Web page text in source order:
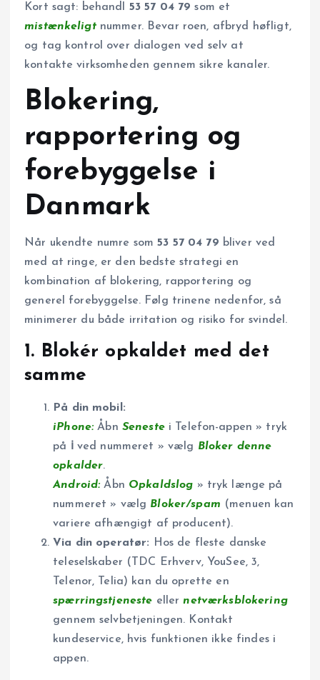
Kort sagt: behandl 53 57 04 79 som et
mistænkeligtnummer. Bevar roen, afbryd høfligt,
og tag kontrol over dialogen ved selv at
kontakte virksomheden gennem sikre kanaler.
Blokering,
rapportering og
forebyggelse i
Danmark
Når ukendte numre som53 57 04 79 bliver ved
med at ringe, er den bedste strategi en
kombination af blokering, rapportering og
generel forebyggelse. Følg trinene nedenfor, så
minimerer du både irritation og risiko for svindel.
1. Blokér opkaldet med det
samme
På din mobil:
iPhone: Åbn Senestei Telefon-appen » tryk
på ℹved nummeret » vælg Bloker denne
opkalder.
Android: Åbn Opkaldslog » tryk længe på
nummeret » vælg Bloker/spam (menuen kan
variere afhængigt af producent).
Via din operatør: Hos de fleste danske
teleselskaber (TDC Erhverv, YouSee, 3,
Telenor, Telia) kan du oprette en
spærringstjeneste ellernetværksblokering
gennem selvbetjeningen. Kontakt
kundeservice, hvis funktionen ikke findes i
appen.